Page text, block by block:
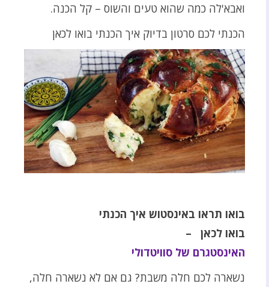
ואבא'לה כמה שהוא טעים והשוס – קל הכנה.
הכנתי לכם סרטון בדיוק איך הכנתי בואו לכאן
בואו תראו באינסטוש איך הכנתי
בואו לכאן –
האינסטגרם של סוויטדולי
נשארה לכם חלה משבת? גם אם לא נשארה חלה,